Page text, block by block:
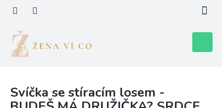
obsah
košík
Svíčka se stíracím losem -